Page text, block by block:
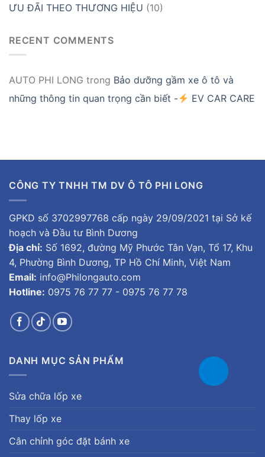
ƯU ĐÃI THEO THƯƠNG HIỆU (10)
RECENT COMMENTS
AUTO PHI LONG trong Bảo dưỡng gầm xe ô tô và
những thông tin quan trọng cần biết -
EV CAR CARE
CÔNG TY TNHH TM DV Ô TÔ PHI LONG
GPKD số 3702997768 cấp ngày 29/09/2021 tại Sở kế
hoạch và Đầu tư Bình Dương
Địa chỉ: Số 1692, đường Mỹ Phước Tân Vạn, Tổ 17, Khu
4, Phường Bình Dương, TP Hồ Chí Minh, Việt Nam
Email: info@Philongauto.com
Hotline: 0975 76 77 77 - 0975 76 77 78
DANH MỤC SẢN PHẨM
Sửa chữa lốp xe
Thay lốp xe
Cân chỉnh góc đặt bánh xe